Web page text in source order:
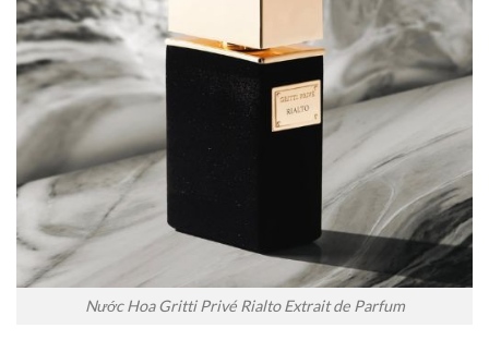
Nước Hoa Gritti Privé Rialto Extrait de Parfum